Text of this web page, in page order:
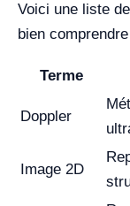
Voici une liste
bien
Terme
Doppler
Image 2D